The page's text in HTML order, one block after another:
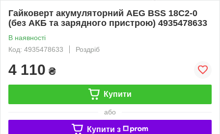
Гайковерт акумуляторний AEG BSS 18C2-0
(без АКБ та зарядного пристрою) 4935478633
В наявності
Код: 4935478633
Роздріб
4 110 ₴
Купити
або
Купити з